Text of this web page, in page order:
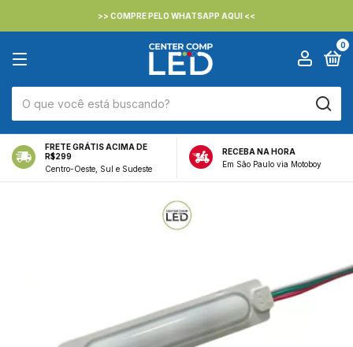
>> COMPRE PELO WHATSAPP AQUI <<
0
FRETE GRÁTIS ACIMA DE
R$299
Centro-Oeste, Sul e Sudeste
RECEBA NA HORA
Em São Paulo via Motoboy